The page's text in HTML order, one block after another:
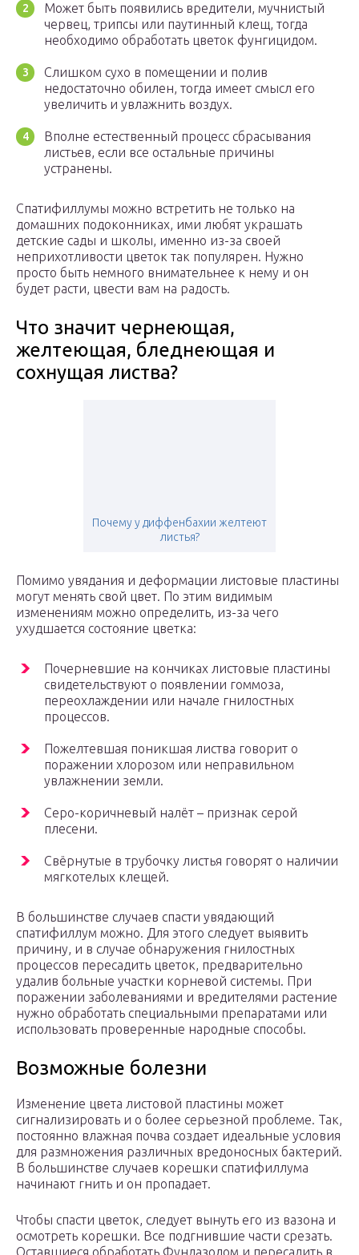
Может быть появились вредители, мучнистый
червец, трипсы или паутинный клещ, тогда
необходимо обработать цветок фунгицидом.
Слишком сухо в помещении и полив
недостаточно обилен, тогда имеет смысл его
увеличить и увлажнить воздух.
Вполне естественный процесс сбрасывания
листьев, если все остальные причины
устранены.
Спатифиллумы можно встретить не только на
домашних подоконниках, ими любят украшать
детские сады и школы, именно из-за своей
неприхотливости цветок так популярен. Нужно
просто быть немного внимательнее к нему и он
будет расти, цвести вам на радость.
Что значит чернеющая,
желтеющая, бледнеющая и
сохнущая листва?
Почему у диффенбахии желтеют
листья?
Помимо увядания и деформации листовые пластины
могут менять свой цвет. По этим видимым
изменениям можно определить, из-за чего
ухудшается состояние цветка:
Почерневшие на кончиках листовые пластины
свидетельствуют о появлении гоммоза,
переохлаждении или начале гнилостных
процессов.
Пожелтевшая поникшая листва говорит о
поражении хлорозом или неправильном
увлажнении земли.
Серо-коричневый налёт – признак серой
плесени.
Свёрнутые в трубочку листья говорят о наличии
мягкотелых клещей.
В большинстве случаев спасти увядающий
спатифиллум можно. Для этого следует выявить
причину, и в случае обнаружения гнилостных
процессов пересадить цветок, предварительно
удалив больные участки корневой системы. При
поражении заболеваниями и вредителями растение
нужно обработать специальными препаратами или
использовать проверенные народные способы.
Возможные болезни
Изменение цвета листовой пластины может
сигнализировать и о более серьезной проблеме. Так,
постоянно влажная почва создает идеальные условия
для размножения различных вредоносных бактерий.
В большинстве случаев корешки спатифиллума
начинают гнить и он пропадает.
Чтобы спасти цветок, следует вынуть его из вазона и
осмотреть корешки. Все подгнившие части срезать.
Оставшиеся обработать Фундазолом и пересадить в